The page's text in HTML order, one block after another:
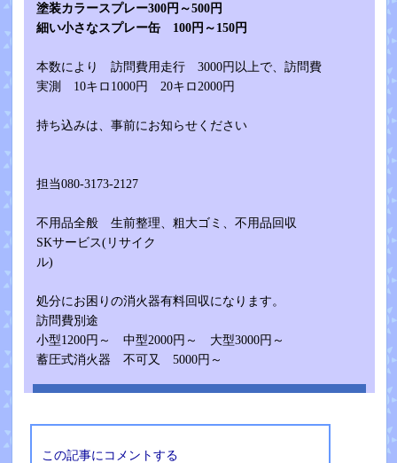
塗装カラースプレー300円～500円
細い小さなスプレー缶 100円～150円
本数により 訪問費用走行 3000円以上で、訪問費
実測 10キロ1000円 20キロ2000円
持ち込みは、事前にお知らせください
担当080-3173-2127
不用品全般 生前整理、粗大ゴミ、不用品回収
SKサービス(リサイク
ル)
処分にお困りの消火器有料回収になります。
訪問費別途
小型1200円～ 中型2000円～ 大型3000円～
蓄圧式消火器 不可又 5000円～
この記事にコメントする